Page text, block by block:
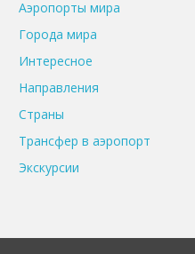
Аэропорты мира
Города мира
Интересное
Направления
Страны
Трансфер в аэропорт
Экскурсии